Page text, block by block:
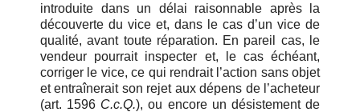
introduite dans un délai raisonnable après la
découverte du vice et, dans le cas d’un vice de
qualité, avant toute réparation. En pareil cas, le
vendeur pourrait inspecter et, le cas échéant,
corriger le vice, ce qui rendrait l’action sans objet
et entraînerait son rejet aux dépens de l’acheteur
(art. 1596 C.c.Q.), ou encore un désistement de